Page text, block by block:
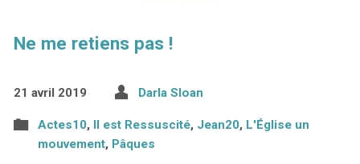
Ne me retiens pas !
21 avril 2019 Darla Sloan
Actes10, Il est Ressuscité, Jean20, L'Église un
mouvement, Pâques